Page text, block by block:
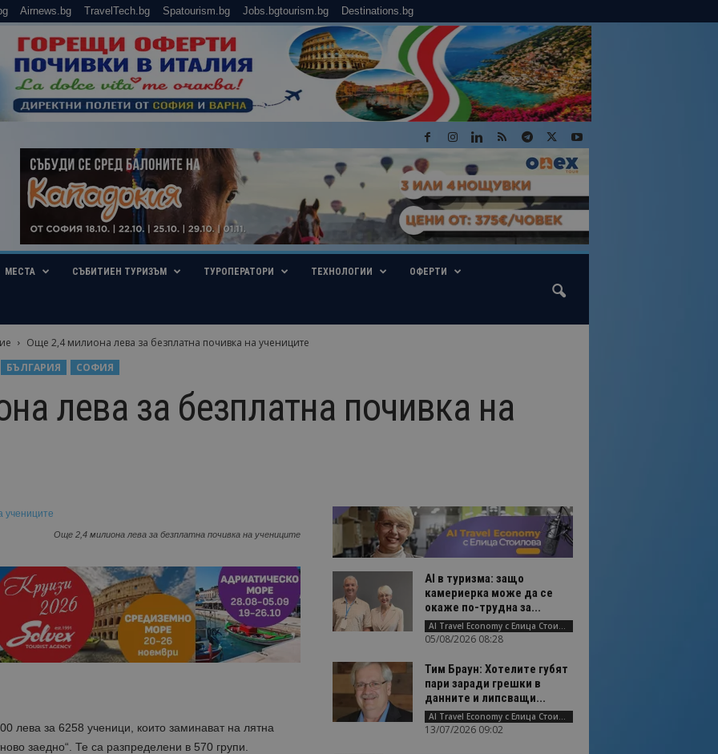
Airnews.bg TravelTech.bg Spatourism.bg Jobs.bgtourism.bg Destinations.bg
МЕСТА СЪБИТИЕН ТУРИЗЪМ ТУРОПЕРАТОРИ ТЕХНОЛОГИИ ОФЕРТИ
Още 2,4 милиона лева за безплатна почивка на учениците
БЪЛГАРИЯ СОФИЯ
лева за безплатна почивка на
Още 2,4 милиона лева за безплатна почивка на учениците
лева за 6258 ученици, които заминават на лятна
заедно“. Те са разпределени в 570 групи.
AI в туризма: защо
камериерка може да се
окаже по-трудна за...
AI Travel Economy с Елица Стоилова
05/08/2026 08:28
Тим Браун: Хотелите губят
пари заради грешки в
данните и липсващи...
AI Travel Economy с Елица Стоилова
13/07/2026 09:02